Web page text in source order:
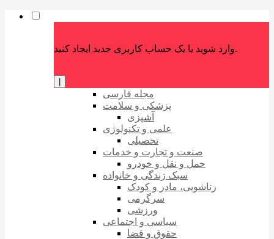
وارد شوید یا یک حساب کاربری جدید ایجاد کنید.
مجله فارسی
پزشکی و سلامت
آشپزی
علمی و تکنولوژی
تحصیلی
صنعت و تجارت و خدمات
حمل و نقل و خودرو
سبک زندگی و خانواده
زناشویی، مادر و کودک
سرگرمی
ورزشی
سیاسی و اجتماعی
حقوق و قضا